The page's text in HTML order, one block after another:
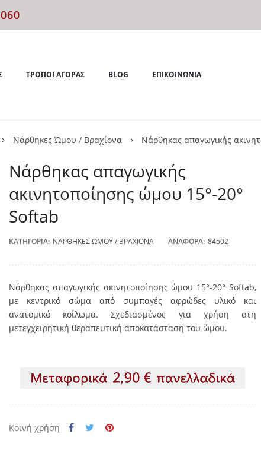
ΤΡΌΠΟΙ ΑΓΟΡΆΣ BLOG ΕΠΙΚΟΙΝΩΝΊΑ
Νάρθηκες Ώμου / Βραχίονα Νάρθηκας απαγωγικής
Νάρθηκας απαγωγικής
ακινητοποίησης ώμου 15°-20°
Softab
ΚΑΤΗΓΟΡΊΑ: ΝΆΡΘΗΚΕΣ ΏΜΟΥ / ΒΡΑΧΊΟΝΑ ΑΝΑΦΟΡΆ: 84502
Νάρθηκας απαγωγικής ακινητοποίησης ώμου 15°-20° Softab,
με κεντρικό σώμα από συμπαγές αφρώδες υλικό και
ανατομικό κοίλωμα. Σχεδιασμένος για χρήση στη
μετεγχειρητική θεραπευτική αποκατάσταση του ώμου.
Κοινή χρήση